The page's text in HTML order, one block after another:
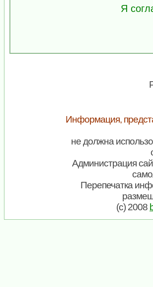
Я
Информация,
не должна
Администрация
Перепечатка
(c) 2008